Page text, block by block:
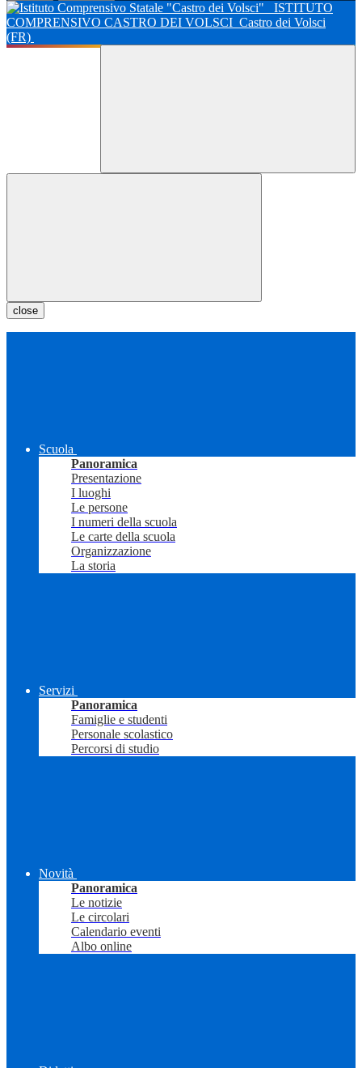
ISTITUTO
COMPRENSIVO CASTRO DEI VOLSCI Castro dei Volsci
(FR)
close
Scuola
Panoramica
Presentazione
I luoghi
Le persone
I numeri della scuola
Le carte della scuola
Organizzazione
La storia
Servizi
Panoramica
Famiglie e studenti
Personale scolastico
Percorsi di studio
Novità
Panoramica
Le notizie
Le circolari
Calendario eventi
Albo online